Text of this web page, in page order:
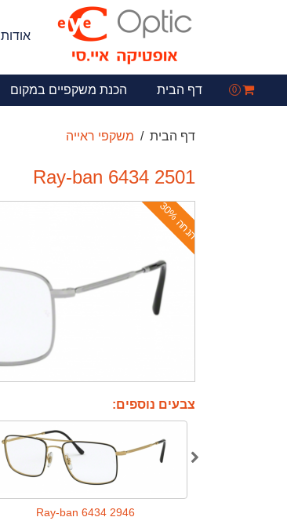
אודות
0 דף הבית הכנת משקפיים במקום
דף הבית משקפי ראייה
Ray-ban 6434 2501
ה
נ
ח
ה
3
0
%
צבעים נוספים:
Ray-ban 6434 2946